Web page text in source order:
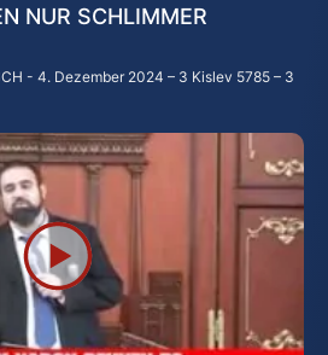
NUR SCHLIMMER
4. Dezember 2024 – 3 Kislev 5785 – 3